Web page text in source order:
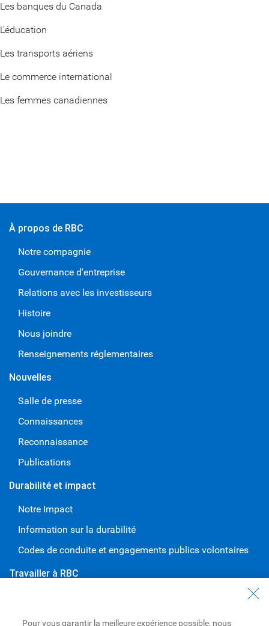
Les banques du Canada
L’éducation
Les transports aériens
Le commerce international
Les femmes canadiennes
À propos de RBC
Notre compagnie
Gouvernance d'entreprise
Relations avec les investisseurs
Histoire
Nous joindre
Renseignements réglementaires
Nouvelles
Salle de presse
Connaissances
Reconnaissance
Publications
Durabilité et impact
Notre Impact
Information sur la durabilité
Codes de conduite et engagements publics volontaires
Travailler à RBC
Diversité et inclusion à RBC
Pour vous garantir la meilleure expérience possible, nous